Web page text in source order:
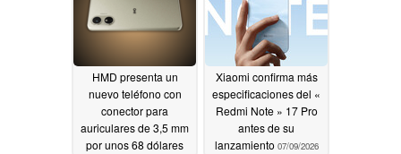
HMD presenta un
nuevo teléfono con
conector para
auriculares de 3,5 mm
por unos 68 dólares
Xiaomi confirma más
especificaciones del «
Redmi Note » 17 Pro
antes de su
lanzamiento 07/09/2026